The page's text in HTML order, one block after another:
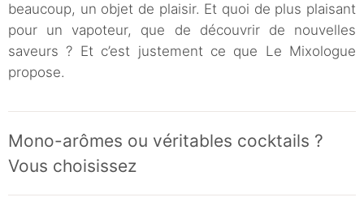
beaucoup, un objet de plaisir. Et quoi de plus plaisant
pour un vapoteur, que de découvrir de nouvelles
saveurs ? Et c’est justement ce que Le Mixologue
propose.
Mono-arômes ou véritables cocktails ?
Vous choisissez